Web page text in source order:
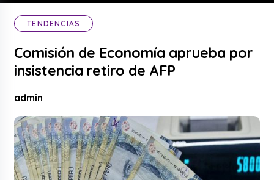
TENDENCIAS
Comisión de Economía aprueba por
insistencia retiro de AFP
admin